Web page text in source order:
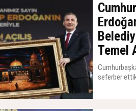
Temel
seferber